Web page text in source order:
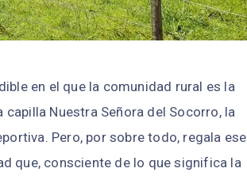
en el que la comunidad rural es la
Nuestra Señora del Socorro, la
Pero, por sobre todo, regala ese
que, consciente de lo que significa la